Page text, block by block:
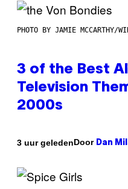
PHOTO BY JAMIE MCCARTHY/
3 of the Best
Television
2000s
3 uur geledenDoor Dan